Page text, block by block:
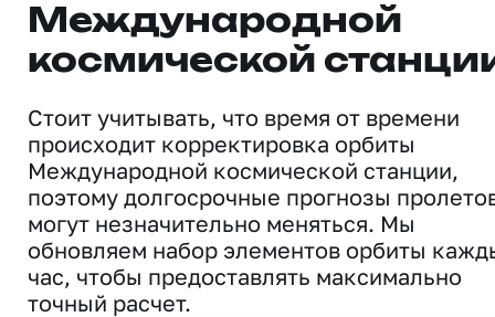
Международной
космической
Стоит учитывать, что время от времени
происходит корректировка орбиты
Международной космической станции,
поэтому долгосрочные прогнозы
могут незначительно меняться. Мы
обновляем набор элементов орбиты
час, чтобы предоставлять максимально
точный расчет.